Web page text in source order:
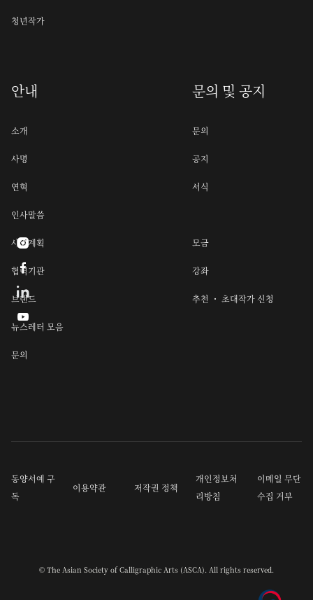
청년작가
안내
소개
사명
연혁
인사말씀
사업계획
협력기관
브랜드
뉴스레터 모음
문의
문의 및 공지
문의
공지
서식
모금
강좌
추천 ・ 초대작가 신청
동양서예 구
독
이용약관 저작권 정책
개인정보처
리방침
이메일 무단
수집 거부
© The Asian Society of Calligraphic Arts (ASCA). All rights reserved.


